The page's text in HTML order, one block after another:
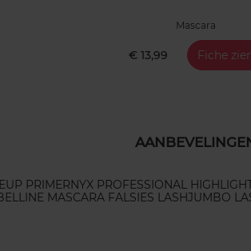
Mascara
€ 13,99 Fiche
PRIMERNYX PROFESSIONAL
MASCARA FALSIES LASHJUMBO